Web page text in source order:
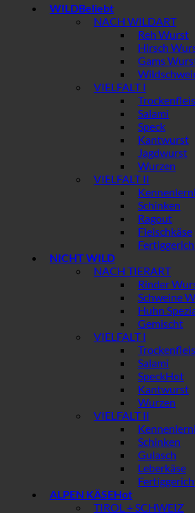
WILD
NACH WILDART
Reh Wurst
Hirsch
Gams
VIELFALT I
Salami
Speck
Kantwurst
Jagdwurst
Wurzen
VIELFALT II
Schinken
Ragout
Fleischkäse
NICHT WILD
NACH TIERART
Rinder
Schweine
Huhn
Gemischt
VIELFALT I
Salami
Speck
Kantwurst
Wurzen
VIELFALT II
Schinken
Gulasch
Leberkäse
ALPEN KÄSE
TIROL + SCHWEIZ